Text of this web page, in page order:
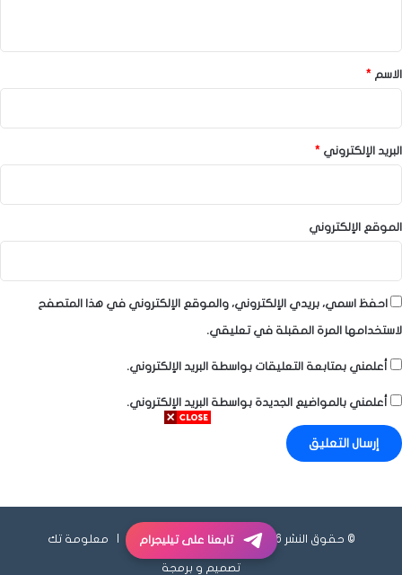
*
الاسم *
البريد الإلكتروني *
الموقع الإلكتروني
احفظ اسمي، بريدي الإلكتروني، والموقع الإلكتروني في هذا المتصفح
لاستخدامها المرة المقبلة في تعليقي.
أعلمني بمتابعة التعليقات بواسطة البريد الإلكتروني.
أعلمني بالمواضيع الجديدة بواسطة البريد الإلكتروني.
© حقوق النشر 2026، جميع الحقوق محفوظة | معلومة تك
تصميم و برمجة
تابعنا على تيليجرام